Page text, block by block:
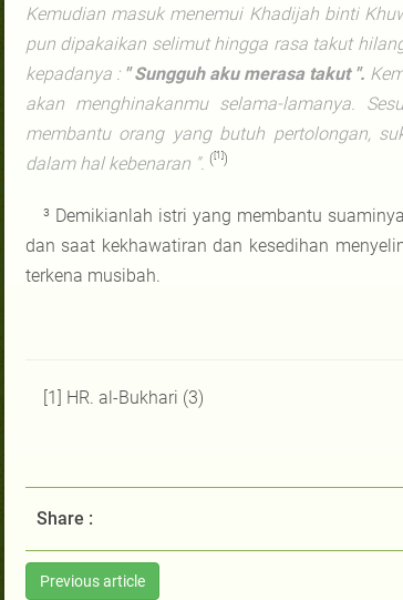
Kemudian masuk menemui Khadijah binti
pun dipakaikan selimut hingga rasa takut
kepadanya : " Sungguh aku merasa takut ".
akan menghinakanmu selama-lamanya.
membantu orang yang butuh pertolongan,
dalam hal kebenaran ". ([1])
³ Demikianlah istri yang membantu
dan saat kekhawatiran dan kesedihan
terkena musibah.
[1] HR. al-Bukhari (3)
Share :
Previous article